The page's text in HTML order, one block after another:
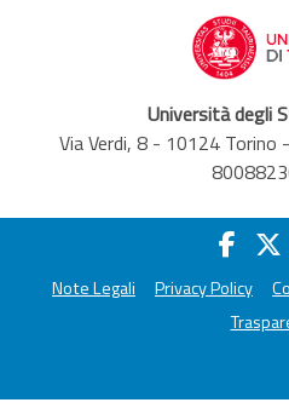
Università degli
Via Verdi, 8 - 10124 Torino
Note Legali Privacy Policy